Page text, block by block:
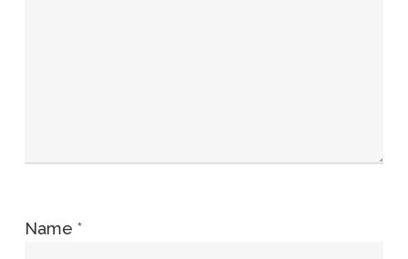
Name *